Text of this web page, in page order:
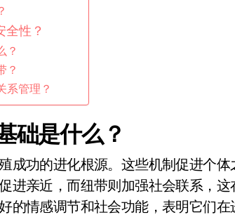
性？
？
？
系管理？
础是什么？
成功的进化根源。这些机制促进个
进亲近，而纽带则加强社会联系，
的情感调节和社会功能，表明它们在